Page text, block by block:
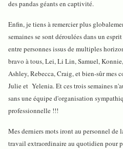
des pandas géants en captivité.
Enfin, je tiens à remercier plus
semaines se sont déroulées dans un
entre personnes issus de multiples
bravo à tous, Lei, Li Lin, Samuel,
Ashley, Rebecca, Craig, et bien-sûr mes
Julie et Yelenia. Et ces trois semaines
sans une équipe d'organisation
professionnelle !!!
Mes derniers mots iront au personnel de
travail extraordinaire au quotidien pour